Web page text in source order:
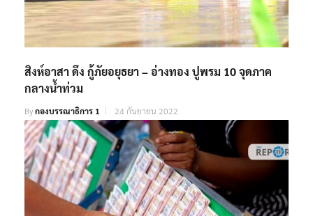
กลางน้ำท่วม
Byกองบรรณาธิการ 1 24 กันยายน 2022